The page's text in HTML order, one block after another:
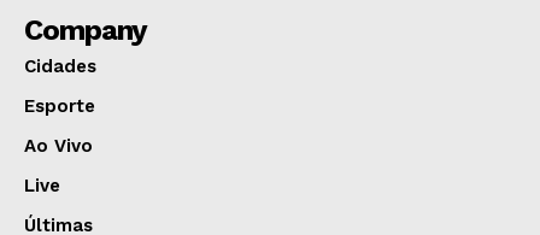
Company
Cidades
Esporte
Ao Vivo
Live
Últimas